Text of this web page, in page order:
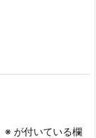
※ が付いている欄